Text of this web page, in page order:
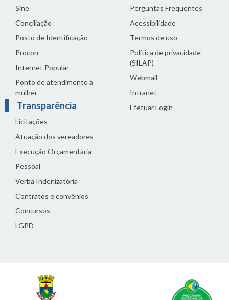
Sine
Conciliação
Posto de Identificação
Procon
Internet Popular
Ponto de atendimento à
mulher
Transparência
Licitações
Atuação dos vereadores
Execução Orçamentária
Pessoal
Verba Indenizatória
Contratos e convênios
Concursos
LGPD
Perguntas Frequentes
Acessibilidade
Termos de uso
Política de privacidade
(SILAP)
Webmail
Intranet
Efetuar Login